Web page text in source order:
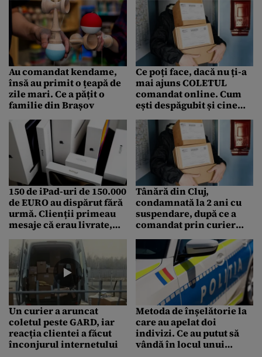
funcţionează
escrocheria
Au comandat kendame,
însă au primit o țeapă de
zile mari. Ce a pățit o
familie din Brașov
Ce poți face, dacă nu ți-a
mai ajuns COLETUL
comandat online. Cum
ești despăgubit și cine
150 de iPad-uri de 150.000
de EURO au dispărut fără
urmă. Clienții primeau
mesaje că erau livrate,
destinație
Tânără din Cluj,
condamnată la 2 ani cu
suspendare, după ce a
comandat prin curier
RELAXARE”. Ce era în
colet, de fapt
Un curier a aruncat
coletul peste GARD, iar
reacția clientei a făcut
înconjurul internetului
Metoda de înșelătorie la
care au apelat doi
indivizi. Ce au putut să
vândă în locul unui